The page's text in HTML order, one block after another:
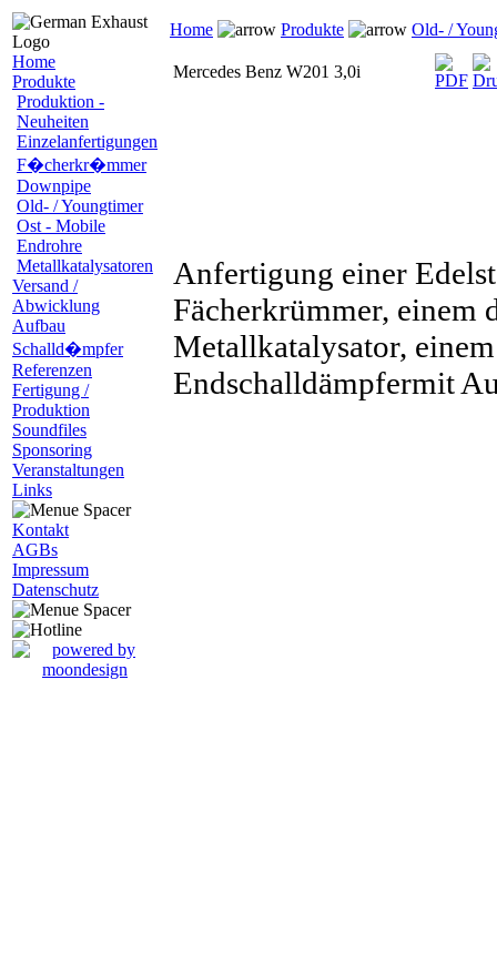
Home
Produkte
Produktion -
Neuheiten
Einzelanfertigungen
F�cherkr�mmer
Downpipe
Old- / Youngtimer
Ost - Mobile
Endrohre
Metallkatalysatoren
Versand /
Abwicklung
Aufbau
Schalld�mpfer
Referenzen
Fertigung /
Produktion
Soundfiles
Sponsoring
Veranstaltungen
Links
Kontakt
AGBs
Impressum
Datenschutz
Home Produkte Old- /
Mercedes Benz W201 3,0i
Anfertigung einer
Fächerkrümmer, einem
Metallkatalysator,
Endschalldämpfermit